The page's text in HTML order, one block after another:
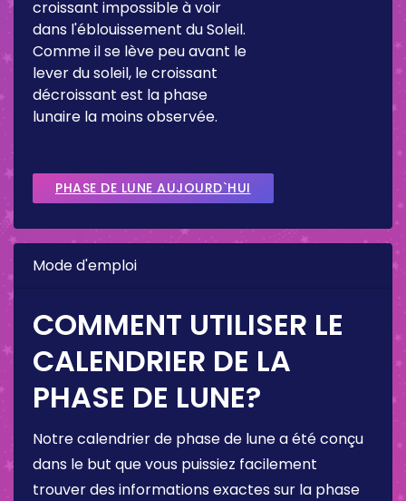
croissant impossible à voir
dans l'éblouissement du Soleil.
Comme il se lève peu avant le
lever du soleil, le croissant
décroissant est la phase
lunaire la moins observée.
PHASE DE LUNE AUJOURD`HUI
Mode d'emploi
COMMENT UTILISER LE
CALENDRIER DE LA
PHASE DE LUNE?
Notre calendrier de phase de lune a été conçu
dans le but que vous puissiez facilement
trouver des informations exactes sur la phase